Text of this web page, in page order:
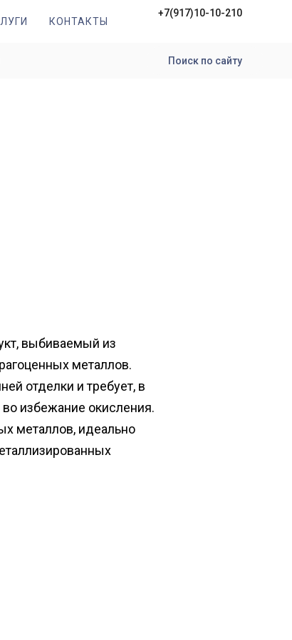
КОНТАКТЫ
+7(917)10-10-210
Поиск по сайту
выбиваемый из
металлов.
отделки и требует, в
избежание окисления.
металлов, идеально